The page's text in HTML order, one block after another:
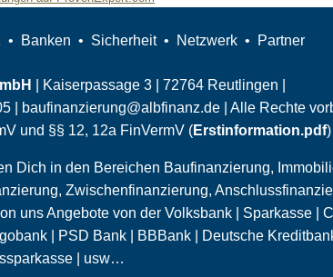
Banken Sicherheit Netzwerk Partner
| Kaiserpassage 3 | 72764 Reutlingen |
baufinanzierung@albfinanz.de | Alle Rechte
und §§ 12, 12a FinVermV (Erstinformation.pdf)
Dich in den Bereichen Baufinanzierung,
Zwischenfinanzierung,
uns Angebote von der Volksbank | Sparkasse |
| PSD Bank | BBBank | Deutsche
| usw…